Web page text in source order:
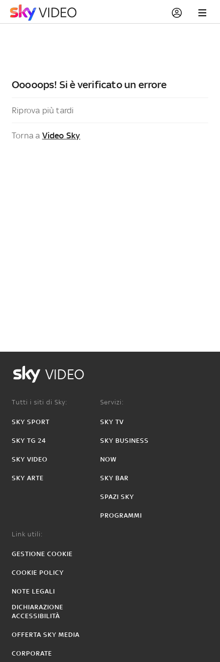
Ooooops! Si è verificato un errore
Riprova più tardi
Torna a Video Sky
VIDEO
Tutti i siti di Sky:
SKY SPORT
SKY TG 24
SKY VIDEO
SKY ARTE
Servizi:
SKY TV
SKY BUSINESS
NOW
SKY BAR
SPAZI SKY
PROGRAMMI
Link utili:
GESTIONE COOKIE
COOKIE POLICY
NOTE LEGALI
DICHIARAZIONE
ACCESSIBILITÀ
OFFERTA SKY MEDIA
CORPORATE